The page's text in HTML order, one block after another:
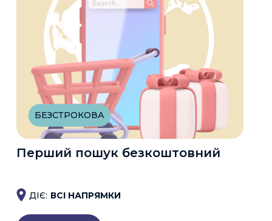
БЕЗСТРОКОВА
Перший пошук безкоштовний
ДІЄ: ВСІ НАПРЯМКИ